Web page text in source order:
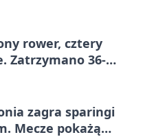
rower, cztery
Zatrzymano 36-
zagra sparingi
Mecze pokażą